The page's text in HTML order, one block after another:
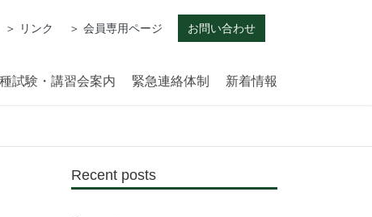
＞ リンク ＞ 会員専用ページ お問い合わせ
試験・講習会案内 緊急連絡体制 新着情報
Recent posts